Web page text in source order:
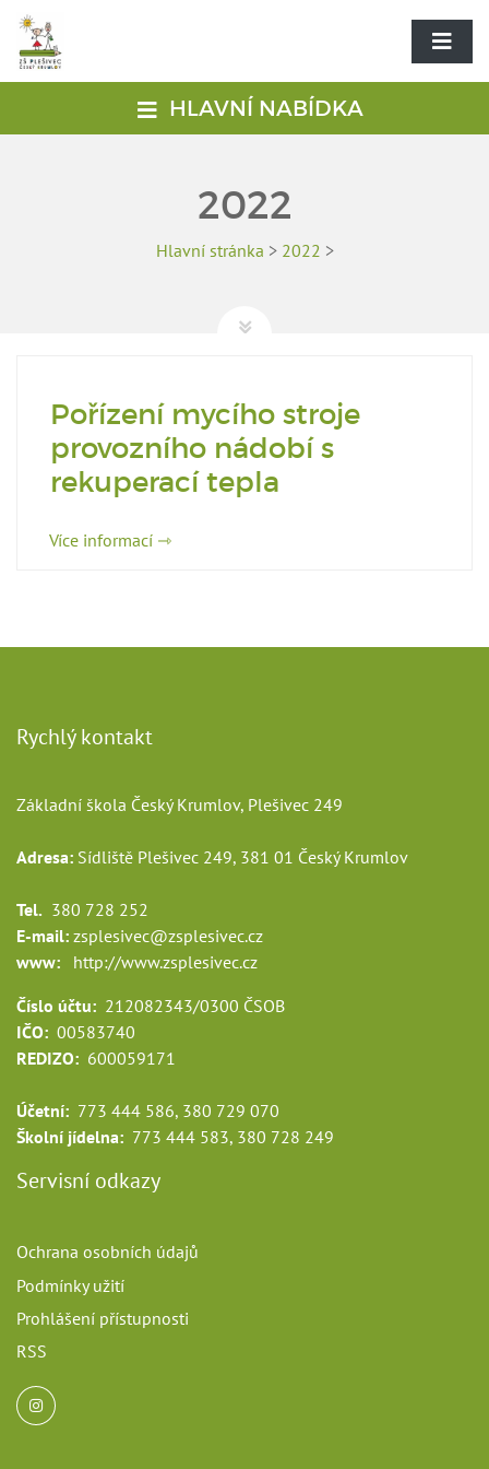
HLAVNÍ NABÍDKA
2022
Hlavní stránka > 2022 >
Pořízení mycího stroje
provozního nádobí s
rekuperací tepla
Více informací ⇾
Rychlý kontakt
Základní škola Český Krumlov, Plešivec 249
Adresa: Sídliště Plešivec 249, 381 01 Český Krumlov
Tel. 380 728 252
E-mail: zsplesivec@zsplesivec.cz
www: http://www.zsplesivec.cz
Číslo účtu: 212082343/0300 ČSOB
IČO: 00583740
REDIZO: 600059171
Účetní: 773 444 586, 380 729 070
Školní jídelna: 773 444 583, 380 728 249
Servisní odkazy
Ochrana osobních údajů
Podmínky užití
Prohlášení přístupnosti
RSS